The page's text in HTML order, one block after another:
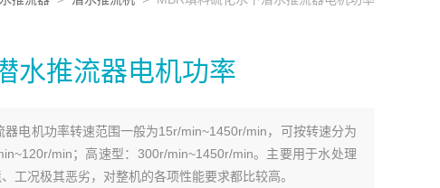
水推流器电机功率
器电机功率转速范围一般为15r/min~1450r/min，可按转速分为
min；高速型：300r/min~1450r/min。主要用于水处理
工况极其恶劣，对整机的各项性能要求都比较高。